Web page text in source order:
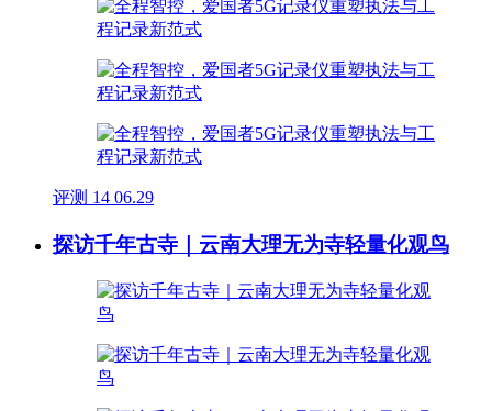
评测 14 06.29
探访千年古寺｜云南大理无为寺轻量化观鸟